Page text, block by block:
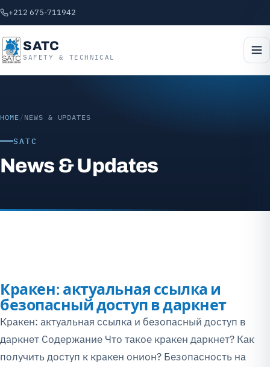
+212 675-711942
SATC
SAFETY & TECHNICAL
HOME / NEWS & UPDATES
SATC
News & Updates
Кракен: актуальная ссылка и
безопасный доступ в даркнет
Кракен: актуальная ссылка и безопасный доступ в
даркнет Содержание Что такое кракен даркнет? Как
получить доступ к кракен онион? Безопасность на